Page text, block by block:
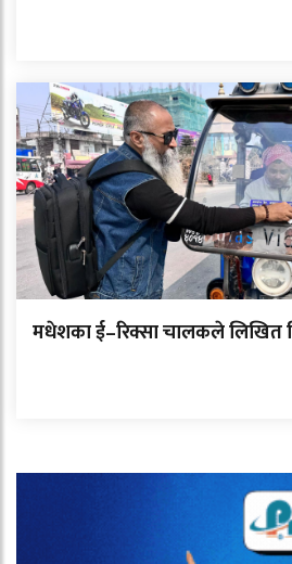
मधेशका ई–रिक्सा चालकले लिखित